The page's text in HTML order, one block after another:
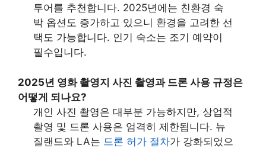
투어를 추천합니다. 2025년에는 친환경 숙
박 옵션도 증가하고 있으니 환경을 고려한 선
택도 가능합니다. 인기 숙소는 조기 예약이
필수입니다.
2025년 영화 촬영지 사진 촬영과 드론 사용 규정은
어떻게 되나요?
개인 사진 촬영은 대부분 가능하지만, 상업적
촬영 및 드론 사용은 엄격히 제한됩니다. 뉴
질랜드와 LA는 드론 허가 절차가 강화되었으